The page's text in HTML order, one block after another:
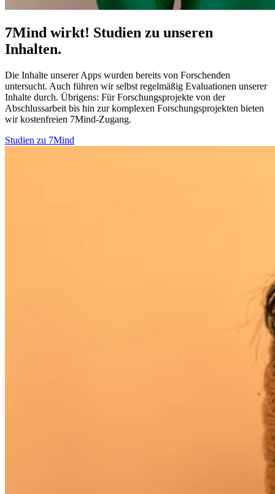
7Mind wirkt! Studien zu unseren
Inhalten.
Die Inhalte unserer Apps wurden bereits von Forschenden
untersucht. Auch führen wir selbst regelmäßig Evaluationen unserer
Inhalte durch. Übrigens: Für Forschungsprojekte von der
Abschlussarbeit bis hin zur komplexen Forschungsprojekten bieten
wir kostenfreien 7Mind-Zugang.
Studien zu 7Mind